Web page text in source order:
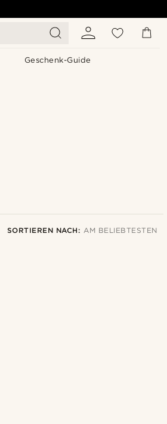
Geschenk-Guide
SORTIEREN NACH: AM BELIEBTESTEN